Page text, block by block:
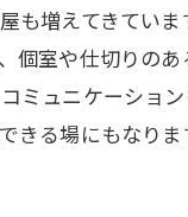
も増えてきてい
個室や仕切りの
ミュニケーショ
きる場にもなり